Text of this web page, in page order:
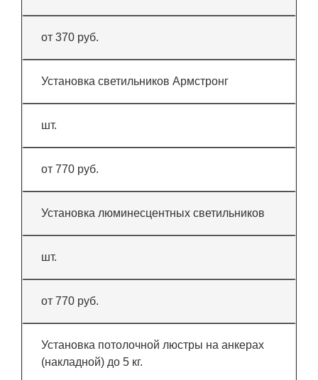
от 370 руб.
Установка светильников Армстронг
шт.
от 770 руб.
Установка люминесцентных светильников
шт.
от 770 руб.
Установка потолочной люстры на анкерах
(накладной) до 5 кг.